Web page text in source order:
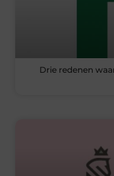
Drie redenen